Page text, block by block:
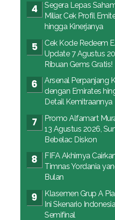
Segera Lepas
Miliar, Cek Profil
hingga Kinerjanya
Cek Kode Redeem
Update 7 Agustus
Ribuan Gems Gratis!
Arsenal Perpanjang
dengan Emirates
Detail Kemitraannya
Promo Alfamart
13 Agustus 2026,
Bebelac Diskon
FIFA Akhirnya
Timnas Yordania
Bulan
Klasemen Grup A
Ini Skenario
Semifinal